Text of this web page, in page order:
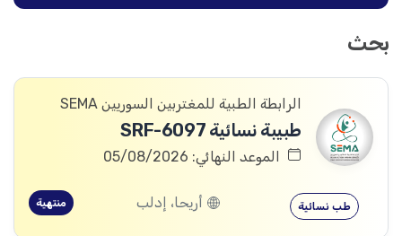
بحث
الرابطة الطبية للمغتربين السوريين SEMA
طبيبة نسائية SRF-6097
الموعد النهائي: 05/08/2026
طب نسائية أريحا، إدلب منتهية